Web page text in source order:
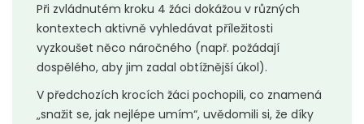
Při zvládnutém kroku 4 žáci dokážou v různých
kontextech aktivně vyhledávat příležitosti
vyzkoušet něco náročného (např. požádají
dospělého, aby jim zadal obtížnější úkol).
V předchozích krocích žáci pochopili, co znamená
„snažit se, jak nejlépe umím“, uvědomili si, že díky